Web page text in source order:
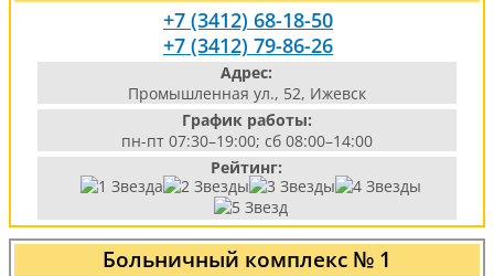
+7 (3412) 68-18-50
+7 (3412) 79-86-26
Адрес:
Промышленная ул., 52, Ижевск
График работы:
пн-пт 07:30–19:00; сб 08:00–14:00
Рейтинг:
Больничный комплекс № 1